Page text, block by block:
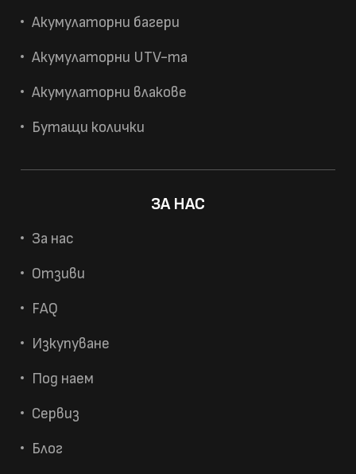
Акумулаторни багери
Акумулаторни UTV-та
Акумулаторни влакове
Бутащи колички
ЗА НАС
За нас
Отзиви
FAQ
Изкупуване
Под наем
Сервиз
Блог